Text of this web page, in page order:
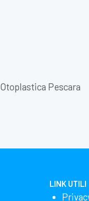
Otoplastica Pescara
LINK UTILI